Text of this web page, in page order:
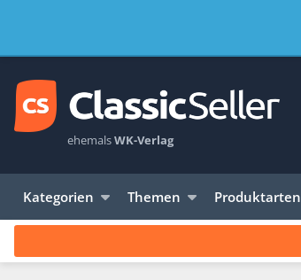
ehemalsWK-Verlag
Kategorien Themen Produktarten